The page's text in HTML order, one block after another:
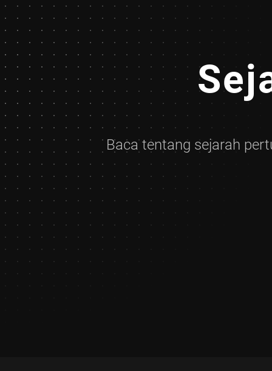
Baca tentang sejarah